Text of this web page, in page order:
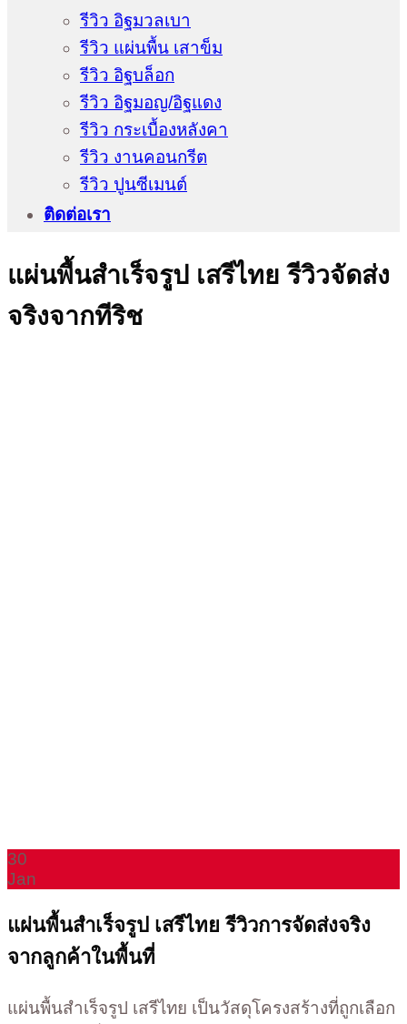
รีวิว อิฐมวลเบา
รีวิว แผ่นพื้น เสาข็ม
รีวิว อิฐบล็อก
รีวิว อิฐมอญ/อิฐแดง
รีวิว กระเบื้องหลังคา
รีวิว งานคอนกรีต
รีวิว ปูนซีเมนต์
ติดต่อเรา
แผ่นพื้นสำเร็จรูป เสรีไทย รีวิวจัดส่ง
จริงจากทีริช
30
Jan
แผ่นพื้นสำเร็จรูป เสรีไทย รีวิวการจัดส่งจริง
จากลูกค้าในพื้นที่
แผ่นพื้นสำเร็จรูป เสรีไทย เป็นวัสดุโครงสร้างที่ถูกเลือก